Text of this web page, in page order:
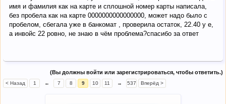
имя и фамилия как на карте и сплошной номер карты написала,
без пробела как на карте 0000000000000000, может надо было с
пробелом, сбегала уже в банкомат , проверила остаток, 22.40 у е,
а инвойс 22 ровно, не знаю в чём проблема?спасибо за ответ
(Вы должны войти или зарегистрироваться, чтобы ответить.)
< Назад 1 ← 7 8 9 10 11 → 537 Вперёд >